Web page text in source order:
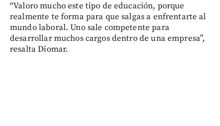
“Valoro mucho este tipo de educación, porque
realmente te forma para que salgas a enfrentarte al
mundo laboral. Uno sale competente para
desarrollar muchos cargos dentro de una empresa”,
resalta Diomar.